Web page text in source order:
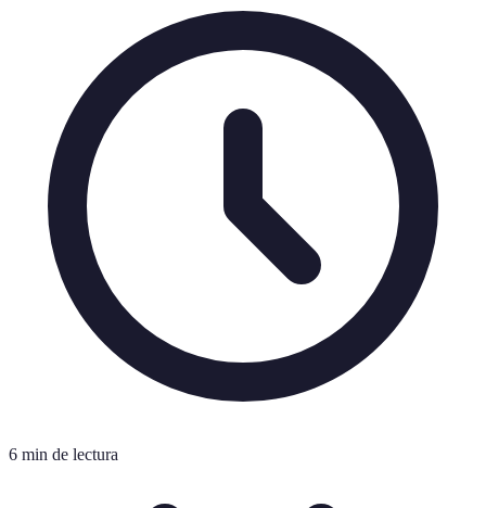
6 min de lectura